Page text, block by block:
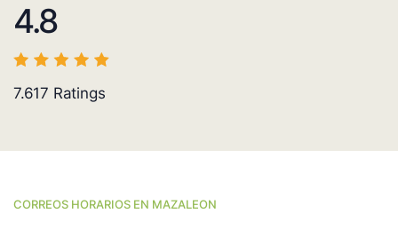
4.8
7.617 Ratings
CORREOS HORARIOS EN MAZALEON